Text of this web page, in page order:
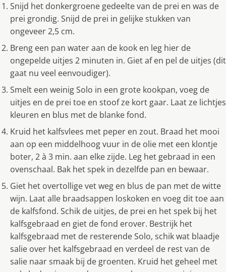
Snijd het donkergroene gedeelte van de prei en was de
prei grondig. Snijd de prei in gelijke stukken van
ongeveer 2,5 cm.
Breng een pan water aan de kook en leg hier de
ongepelde uitjes 2 minuten in. Giet af en pel de uitjes (dit
gaat nu veel eenvoudiger).
Smelt een weinig Solo in een grote kookpan, voeg de
uitjes en de prei toe en stoof ze kort gaar. Laat ze lichtjes
kleuren en blus met de blanke fond.
Kruid het kalfsvlees met peper en zout. Braad het mooi
aan op een middelhoog vuur in de olie met een klontje
boter, 2 à 3 min. aan elke zijde. Leg het gebraad in een
ovenschaal. Bak het spek in dezelfde pan en bewaar.
Giet het overtollige vet weg en blus de pan met de witte
wijn. Laat alle braadsappen loskoken en voeg dit toe aan
de kalfsfond. Schik de uitjes, de prei en het spek bij het
kalfsgebraad en giet de fond erover. Bestrijk het
kalfsgebraad met de resterende Solo, schik wat blaadje
salie over het kalfsgebraad en verdeel de rest van de
salie naar smaak bij de groenten. Kruid het geheel met